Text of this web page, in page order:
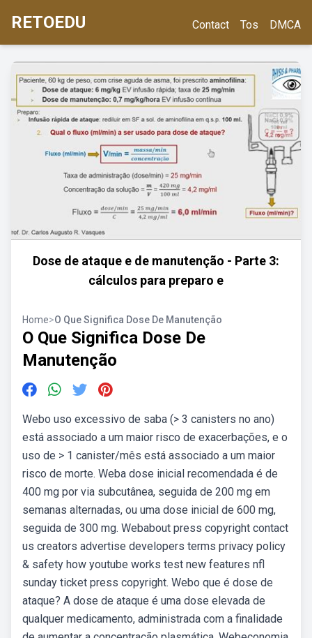
RETOEDU Contact Tos DMCA
Dose de ataque e de manutenção - Parte 3:
cálculos para preparo e
Home>O Que Significa Dose De Manutenção
O Que Significa Dose De
Manutenção
Webo uso excessivo de saba (> 3 canisters no ano)
está associado a um maior risco de exacerbações, e o
uso de > 1 canister/mês está associado a um maior
risco de morte. Weba dose inicial recomendada é de
400 mg por via subcutânea, seguida de 200 mg em
semanas alternadas, ou uma dose inicial de 600 mg,
seguida de 300 mg. Webabout press copyright contact
us creators advertise developers terms privacy policy
& safety how youtube works test new features nfl
sunday ticket press copyright. Webo que é dose de
ataque? A dose de ataque é uma dose elevada de
qualquer medicamento, administrada com a finalidade